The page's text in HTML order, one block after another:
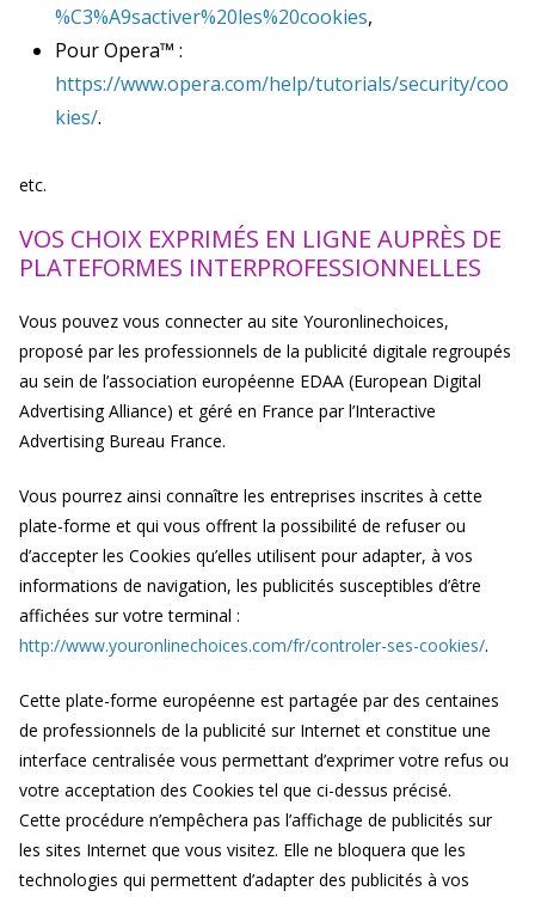
%C3%A9sactiver%20les%20cookies,
Pour Opera™ :
https://www.opera.com/help/tutorials/security/coo
kies/.
etc.
VOS CHOIX EXPRIMÉS EN LIGNE AUPRÈS DE
PLATEFORMES INTERPROFESSIONNELLES
Vous pouvez vous connecter au site Youronlinechoices,
proposé par les professionnels de la publicité digitale regroupés
au sein de l’association européenne EDAA (European Digital
Advertising Alliance) et géré en France par l’Interactive
Advertising Bureau France.
Vous pourrez ainsi connaître les entreprises inscrites à cette
plate-forme et qui vous offrent la possibilité de refuser ou
d’accepter les Cookies qu’elles utilisent pour adapter, à vos
informations de navigation, les publicités susceptibles d’être
affichées sur votre terminal :
http://www.youronlinechoices.com/fr/controler-ses-cookies/.
Cette plate-forme européenne est partagée par des centaines
de professionnels de la publicité sur Internet et constitue une
interface centralisée vous permettant d’exprimer votre refus ou
votre acceptation des Cookies tel que ci-dessus précisé.
Cette procédure n’empêchera pas l’affichage de publicités sur
les sites Internet que vous visitez. Elle ne bloquera que les
technologies qui permettent d’adapter des publicités à vos